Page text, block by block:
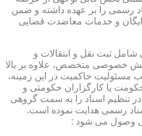
رسمی را بر عهده داشته و ضمن
و خدمات معاضدت قضایی
ثبت نقل و انتقالات و
خصوصی متخصص، علاوه بر بالا
مسئولیت حاکمیت در این زمینه،
یا کارگزاران حکومتی و
تنظیم اسناد را به سمت گروهی
رسمی هدایت نموده است.
وصول می شود :